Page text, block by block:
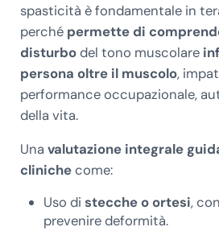
spasticità è fondamentale in
perché permette di
disturbodel tono muscolare
persona oltre il muscolo,
performance occupazionale,
della vita.
Una valutazione integrale
clinichecome:
Uso distecche o ortesi,
prevenire deformità.